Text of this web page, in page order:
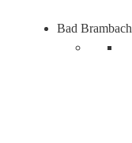
Bad Brambach